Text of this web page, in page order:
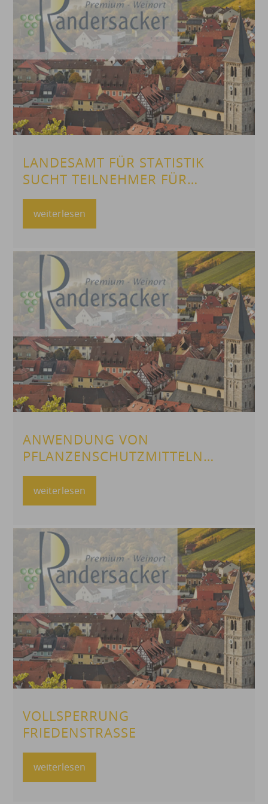
LANDESAMT FÜR STATISTIK
SUCHT TEILNEHMER FÜR
BEFRAGUNG
weiterlesen
ANWENDUNG VON
PFLANZENSCHUTZMITTELN
MIT LUFTFAHRZEUGEN
weiterlesen
VOLLSPERRUNG
FRIEDENSTRASSE
weiterlesen